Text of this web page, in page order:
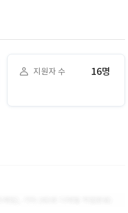
지원자 수 16명